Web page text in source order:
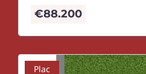
€88.200
Plac